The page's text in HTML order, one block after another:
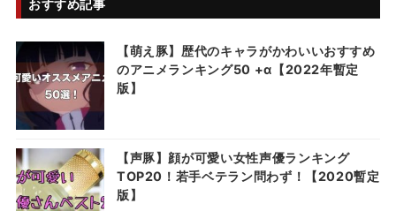
おすすめ記事
【萌え豚】歴代のキャラがかわいいおすすめ
のアニメランキング50 +α【2022年暫定
版】
【声豚】顔が可愛い女性声優ランキング
TOP20！若手ベテラン問わず！【2020暫定
版】